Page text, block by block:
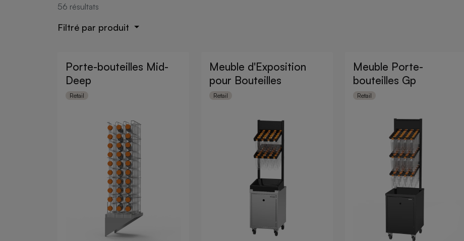
56 résultats
Filtré par produit
Porte-bouteilles Mid-
Deep
Retail
Meuble d'Exposition
pour Bouteilles
Retail
Meuble Porte-
bouteilles Gp
Retail